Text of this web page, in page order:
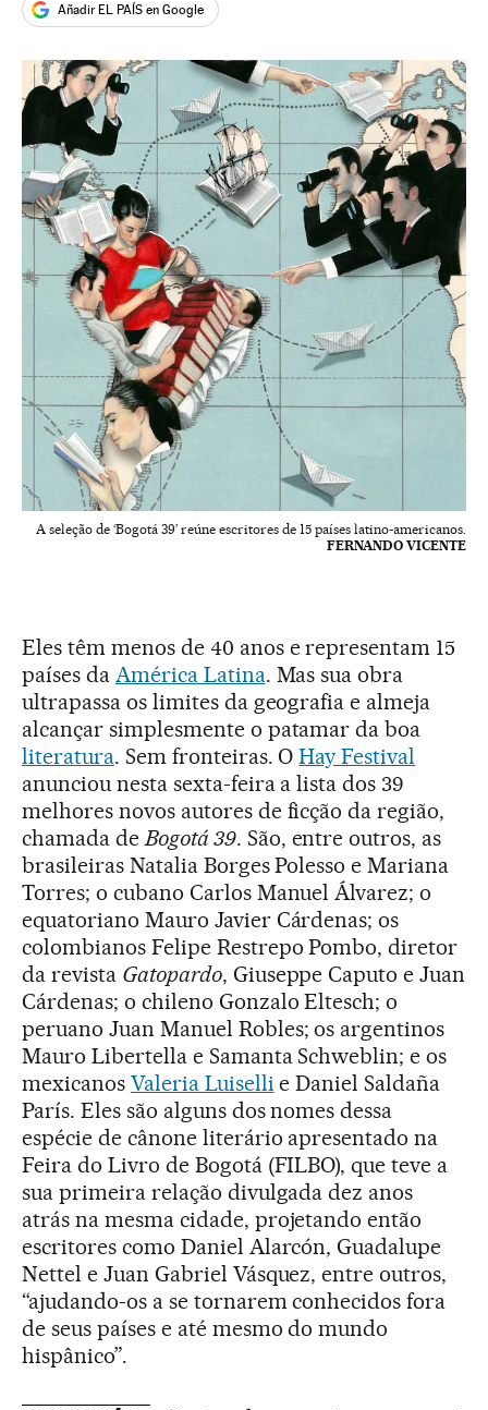
Añadir EL PAÍS en Google
A seleção de ‘Bogotá 39’ reúne escritores de 15 países latino-americanos.
FERNANDO VICENTE
Eles têm menos de 40 anos e representam 15
países da América Latina. Mas sua obra
ultrapassa os limites da geografia e almeja
alcançar simplesmente o patamar da boa
literatura. Sem fronteiras. OHay Festival
anunciou nesta sexta-feira a lista dos 39
melhores novos autores de ficção da região,
chamada deBogotá 39. São, entre outros, as
brasileiras Natalia Borges Polesso e Mariana
Torres; o cubano Carlos Manuel Álvarez; o
equatoriano Mauro Javier Cárdenas; os
colombianos Felipe Restrepo Pombo, diretor
da revista Gatopardo, Giuseppe Caputo e Juan
Cárdenas; o chileno Gonzalo Eltesch; o
peruano Juan Manuel Robles; os argentinos
Mauro Libertella e Samanta Schweblin; e os
mexicanos Valeria Luiselli e Daniel Saldaña
París. Eles são alguns dos nomes dessa
espécie de cânone literário apresentado na
Feira do Livro de Bogotá (FILBO), que teve a
sua primeira relação divulgada dez anos
atrás na mesma cidade, projetando então
escritores como Daniel Alarcón, Guadalupe
Nettel e Juan Gabriel Vásquez, entre outros,
“ajudando-os a se tornarem conhecidos fora
de seus países e até mesmo do mundo
hispânico”.